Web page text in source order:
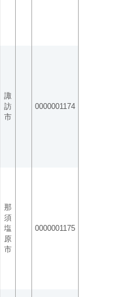
諏
訪
市
0000001174
那
須
塩
原
市
0000001175